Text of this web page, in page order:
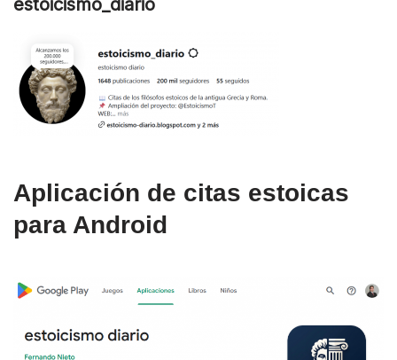
estoicismo_diario
Aplicación de citas estoicas
para Android